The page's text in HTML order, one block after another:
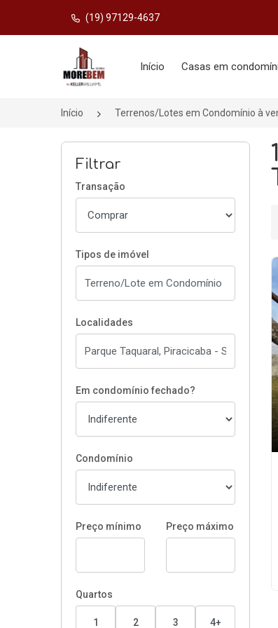
(19) 97129-4637
Página inicial
Início Casas em
Início Terrenos/Lotes em Condomínio à
Filtrar
Transação
Tipos de imóvel
Localidades
Em condomínio fechado?
Condomínio
Preço mínimo Preço máximo
Quartos
1 2 3 4+